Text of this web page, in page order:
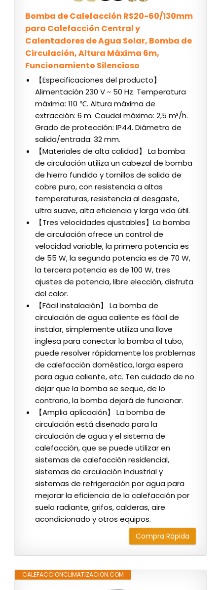
Bomba de Calefacción RS20-60/130mm
para Calefacción Central y
Calentadores de Agua Solar, Bomba de
Circulación, Altura Máxima 6m,
Funcionamiento Silencioso
【Especificaciones del producto】
Alimentación 230 V ~ 50 Hz. Temperatura
máxima: 110 ℃. Altura máxima de
extracción: 6 m. Caudal máximo: 2,5 m³/h.
Grado de protección: IP44. Diámetro de
salida/entrada: 32 mm.
【Materiales de alta calidad】 La bomba
de circulación utiliza un cabezal de bomba
de hierro fundido y tornillos de salida de
cobre puro, con resistencia a altas
temperaturas, resistencia al desgaste,
ultra suave, alta eficiencia y larga vida útil.
【Tres velocidades ajustables】La bomba
de circulación ofrece un control de
velocidad variable, la primera potencia es
de 55 W, la segunda potencia es de 70 W,
la tercera potencia es de 100 W, tres
ajustes de potencia, libre elección, disfruta
del calor.
【Fácil instalación】 La bomba de
circulación de agua caliente es fácil de
instalar, simplemente utiliza una llave
inglesa para conectar la bomba al tubo,
puede resolver rápidamente los problemas
de calefacción doméstica, larga espera
para agua caliente, etc. Ten cuidado de no
dejar que la bomba se seque, de lo
contrario, la bomba dejará de funcionar.
【Amplia aplicación】 La bomba de
circulación está diseñada para la
circulación de agua y el sistema de
calefacción, que se puede utilizar en
sistemas de calefacción residencial,
sistemas de circulación industrial y
sistemas de refrigeración por agua para
mejorar la eficiencia de la calefacción por
suelo radiante, grifos, calderas, aire
acondicionado y otros equipos.
Compra Rápida
CALEFACCIONCLIMATIZACION.COM